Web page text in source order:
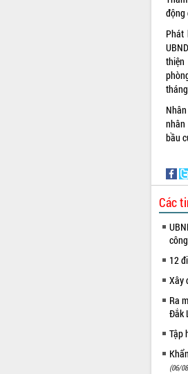
động
Phát
nhân
bầu
Các
12
Xây
Ra
Đắk
Tập
(06/